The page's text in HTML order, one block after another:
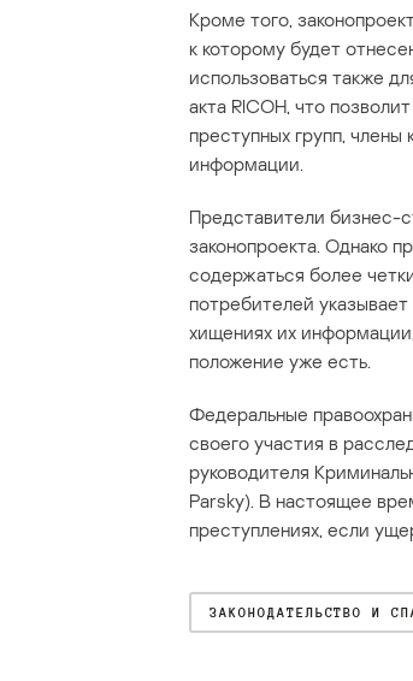
Кроме того,
к которому будет
использоваться также
акта RICOH, что
преступных групп,
информации.
Представители бизнес-
законопроекта. Однако
содержаться более
потребителей
хищениях их
положение уже есть.
Федеральные
своего участия в
руководителя
Parsky). В настоящее
преступлениях, если
ЗАКОНОДАТЕЛЬСТВО И